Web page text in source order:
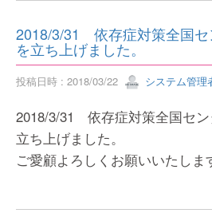
2018/3/31 依存症対策全国セ
を立ち上げました。
投稿日時 : 2018/03/22 システム管理
2018/3/31 依存症対策全国セ
立ち上げました。
ご愛顧よろしくお願いいたしま